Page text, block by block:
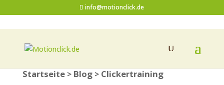
info@motionclick.de
Startseite> Blog> Clickertraining